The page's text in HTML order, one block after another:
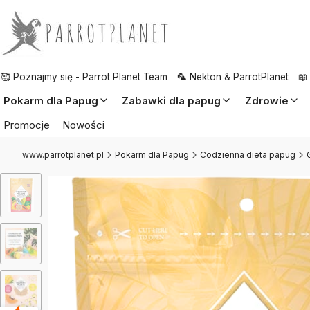
🥰 Poznajmy się - Parrot Planet Team 🦜 Nekton & ParrotPlanet 📖
Pokarm dla Papug Zabawki dla papug
Zdrowie
Promocje
Nowości
www.parrotplanet.pl Pokarm dla Papug Codzienna dieta papug